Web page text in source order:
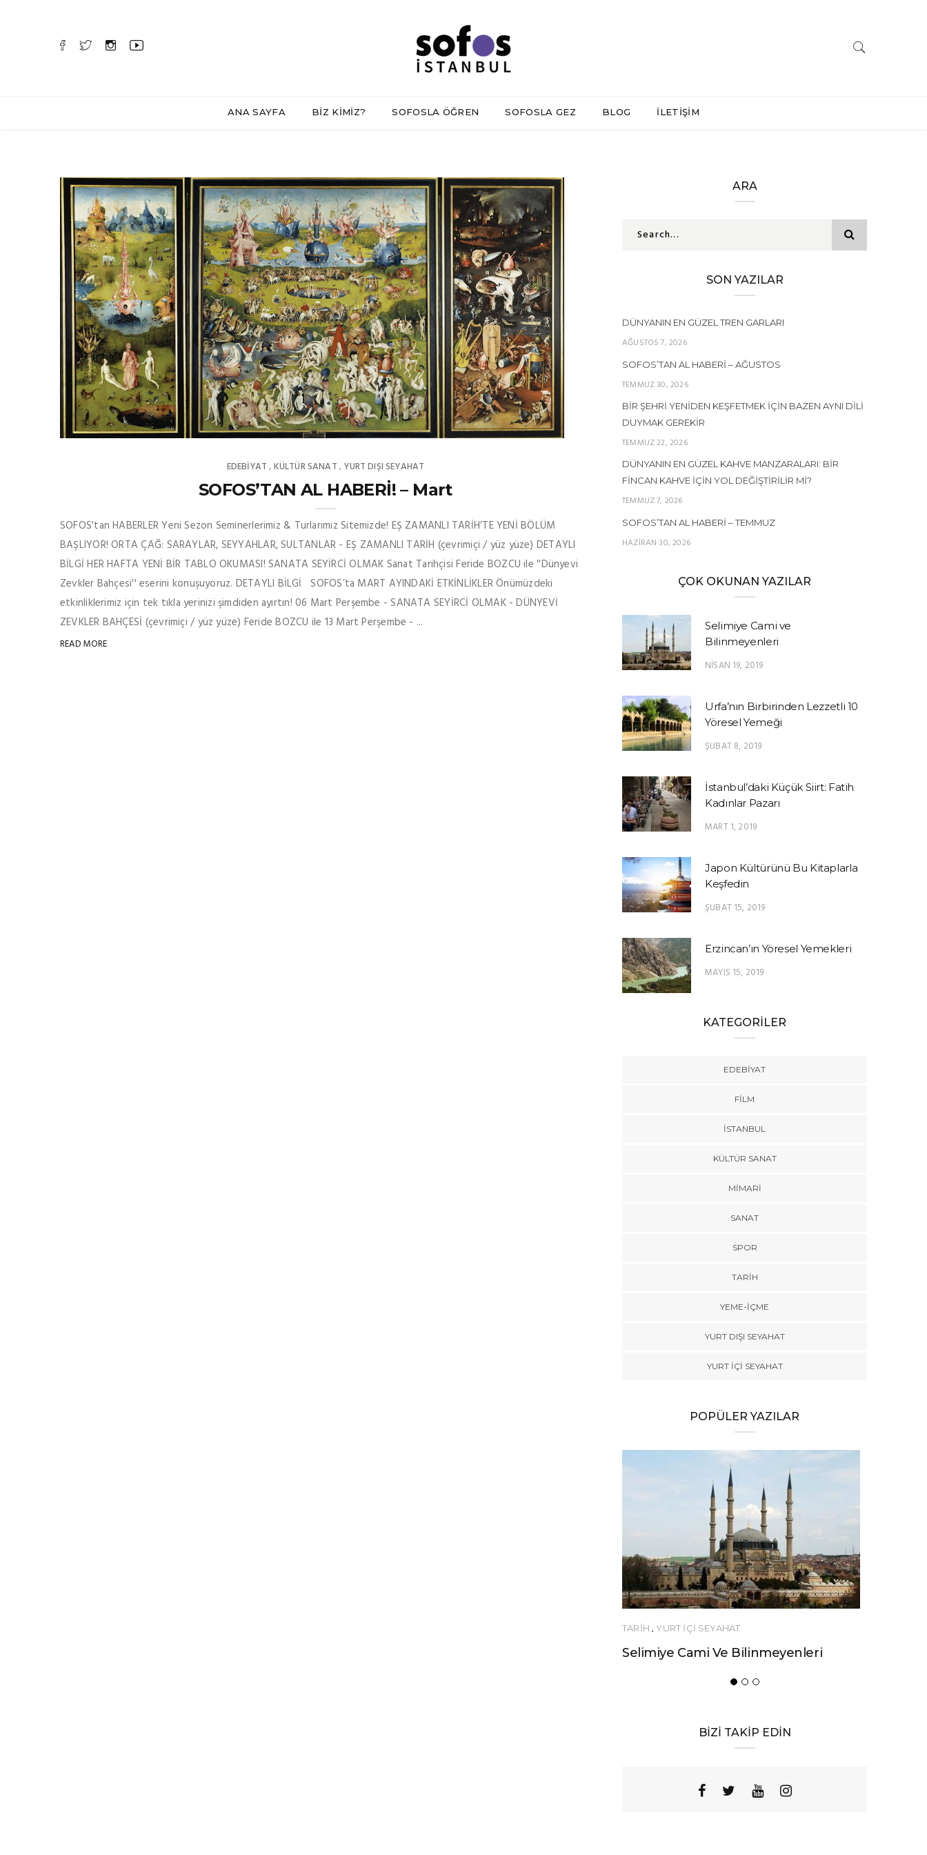
ANA SAYFA BİZ KİMİZ? SOFOSLA ÖĞREN SOFOSLA GEZ BLOG İLETİŞİM
EDEBIYAT , KÜLTÜR SANAT , YURT DIŞI SEYAHAT
SOFOS’TAN AL HABERİ! – Mart
SOFOS'tan HABERLER Yeni Sezon Seminerlerimiz & Turlarımız Sitemizde! EŞ ZAMANLI TARİH’TE YENİ BÖLÜM
BAŞLIYOR! ORTA ÇAĞ: SARAYLAR, SEYYAHLAR, SULTANLAR - EŞ ZAMANLI TARİH (çevrimiçi / yüz yüze) DETAYLI
BİLGİ HER HAFTA YENİ BİR TABLO OKUMASI! SANATA SEYİRCİ OLMAK Sanat Tarihçisi Feride BOZCU ile ''Dünyevi
Zevkler Bahçesi'' eserini konuşuyoruz. DETAYLI BİLGİ SOFOS’ta MART AYINDAKİ ETKİNLİKLER Önümüzdeki
etkinliklerimiz için tek tıkla yerinizi şimdiden ayırtın! 06 Mart Perşembe - SANATA SEYİRCİ OLMAK - DÜNYEVİ
ZEVKLER BAHÇESİ (çevrimiçi / yüz yüze) Feride BOZCU ile 13 Mart Perşembe - ...
READ MORE
ARA
SON YAZILAR
DÜNYANIN EN GÜZEL TREN GARLARI
AĞUSTOS 7, 2026
SOFOS’TAN AL HABERI – AĞUSTOS
TEMMUZ 30, 2026
BIR ŞEHRI YENIDEN KEŞFETMEK İÇIN BAZEN AYNI DILI
DUYMAK GEREKIR
TEMMUZ 22, 2026
DÜNYANIN EN GÜZEL KAHVE MANZARALARI: BIR
FINCAN KAHVE İÇIN YOL DEĞIŞTIRILIR MI?
TEMMUZ 7, 2026
SOFOS’TAN AL HABERI – TEMMUZ
HAZIRAN 30, 2026
ÇOK OKUNAN YAZILAR
Selimiye Cami ve
Bilinmeyenleri
NISAN 19, 2019
Urfa’nın Birbirinden Lezzetli 10
Yöresel Yemeği
ŞUBAT 8, 2019
İstanbul’daki Küçük Siirt: Fatih
Kadınlar Pazarı
MART 1, 2019
Japon Kültürünü Bu Kitaplarla
Keşfedin
ŞUBAT 15, 2019
Erzincan’ın Yöresel Yemekleri
MAYIS 15, 2019
KATEGORİLER
EDEBIYAT
FILM
İSTANBUL
KÜLTÜR SANAT
MIMARI
SANAT
SPOR
TARİH
YEME-İÇME
YURT DIŞI SEYAHAT
YURT İÇİ SEYAHAT
POPÜLER YAZILAR
TARİH,YURT İÇİ SEYAHAT
Selimiye Cami Ve Bilinmeyenleri
BİZİ TAKİP EDİN